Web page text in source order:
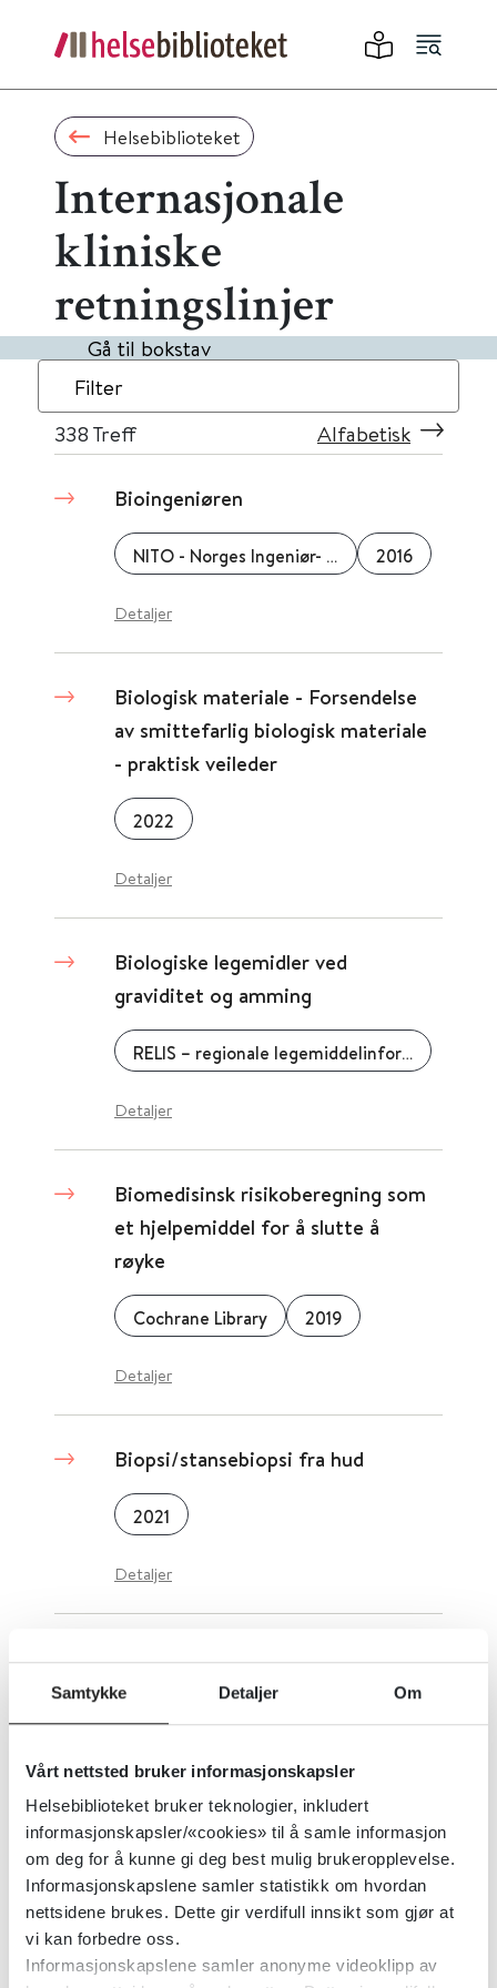
Samtykke Detaljer Om
Vårt nettsted bruker informasjonskapsler
Helsebiblioteket bruker teknologier, inkludert
informasjonskapsler/«cookies» til å samle informasjon
om deg for å kunne gi deg best mulig brukeropplevelse.
Informasjonskapslene samler statistikk om hvordan
nettsidene brukes. Dette gir verdifull innsikt som gjør at
vi kan forbedre oss.
Informasjonskapslene samler anonyme videoklipp av
Helsebiblioteket
Internasjonale
kliniske
retningslinjer
Gå til bokstav
Filter
338 Treff Alfabetisk
Bioingeniøren
NITO - Norges Ingeniør- og Teknologorganisasjon 2016
Detaljer
Biologisk materiale - Forsendelse
av smittefarlig biologisk materiale
- praktisk veileder
2022
Detaljer
Biologiske legemidler ved
graviditet og amming
RELIS – regionale legemiddelinformasjonssentre
Detaljer
Biomedisinsk risikoberegning som
et hjelpemiddel for å slutte å
røyke
Cochrane Library 2019
Detaljer
Biopsi/stansebiopsi fra hud
2021
Detaljer
Biopsykososiale, arbeidsrelaterte
og miljømessige faktorer som
påvirker arbeidsdeltakelsen hos
systematisk oversikt
2023
Detaljer